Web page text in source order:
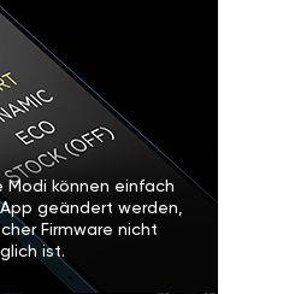
Modi können einfach
geändert werden,
Firmware nicht
ist.